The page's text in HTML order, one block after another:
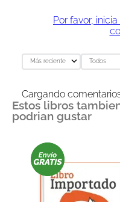
Por favor,
Más reciente Todos
Cargando
Estos libros
podrian gustar